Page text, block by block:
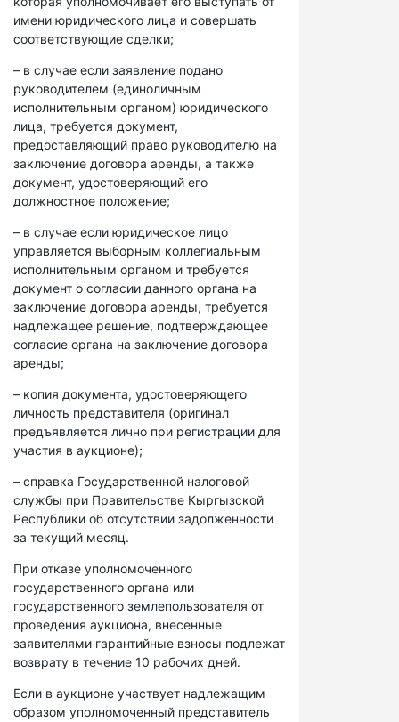
имени юридического лица и совершать
соответствующие сделки;
– в случае если заявление подано
руководителем (единоличным
исполнительным органом) юридического
лица, требуется документ,
предоставляющий право руководителю на
заключение договора аренды, а также
документ, удостоверяющий его
должностное положение;
– в случае если юридическое лицо
управляется выборным коллегиальным
исполнительным органом и требуется
документ о согласии данного органа на
заключение договора аренды, требуется
надлежащее решение, подтверждающее
согласие органа на заключение договора
аренды;
– копия документа, удостоверяющего
личность представителя (оригинал
предъявляется лично при регистрации для
участия в аукционе);
– справка Государственной налоговой
службы при Правительстве Кыргызской
Республики об отсутствии задолженности
за текущий месяц.
При отказе уполномоченного
государственного органа или
государственного землепользователя от
проведения аукциона, внесенные
заявителями гарантийные взносы подлежат
возврату в течение 10 рабочих дней.
Если в аукционе участвует надлежащим
образом уполномоченный представитель